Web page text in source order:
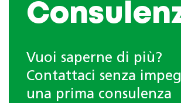
Vuoi saperne di più?
Contattaci senza
una prima consulenza